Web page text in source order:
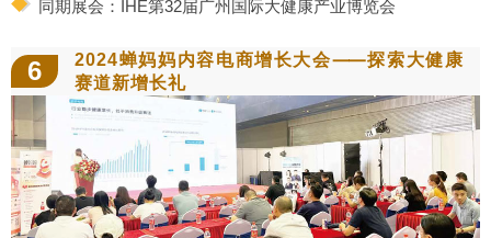
同期展会：IHE第32届广州国际大健康产业博览会
6
2024蝉妈妈内容电商增长大会⸺探索大健康
赛道新增长礼